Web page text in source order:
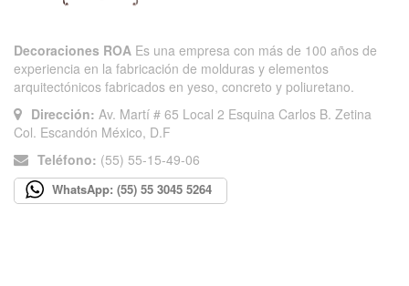
Decoraciones ROA Es una empresa con más de 100 años de
experiencia en la fabricación de molduras y elementos
arquitectónicos fabricados en yeso, concreto y poliuretano.
Dirección: Av. Martí # 65 Local 2 Esquina Carlos B. Zetina
Col. Escandón México, D.F
Teléfono: (55) 55-15-49-06
WhatsApp: (55) 55 3045 5264